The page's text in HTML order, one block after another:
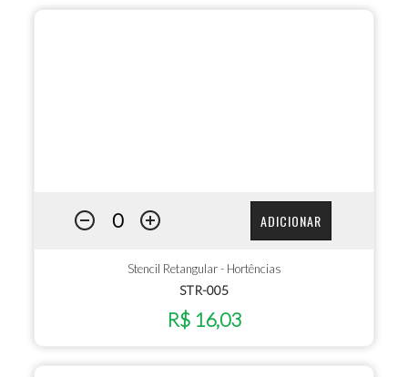
ADICIONAR
Stencil Retangular - Hortências
STR-005
R$ 16,03